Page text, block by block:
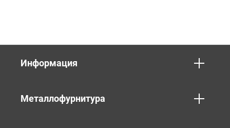
Информация
Металлофурнитура